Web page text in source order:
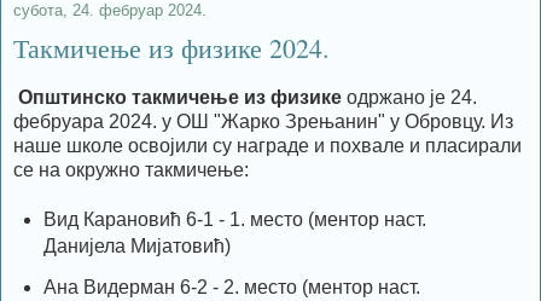
субота, 24. фебруар 2024.
Такмичење из физике 2024.
Општинско такмичење из физике одржано је 24.
фебруара 2024. у ОШ "Жарко Зрењанин" у Обровцу. Из
наше школе освојили су награде и похвале и пласирали
се на окружно такмичење:
Вид Карановић 6-1 - 1. место (ментор наст.
Данијела Мијатовић)
Ана Видерман 6-2 - 2. место (ментор наст.